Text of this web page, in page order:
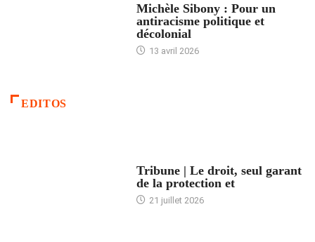
Michèle Sibony : Pour un
antiracisme politique et
décolonial
13 avril 2026
EDITOS
Tribune | Le droit, seul garant
de la protection et
21 juillet 2026